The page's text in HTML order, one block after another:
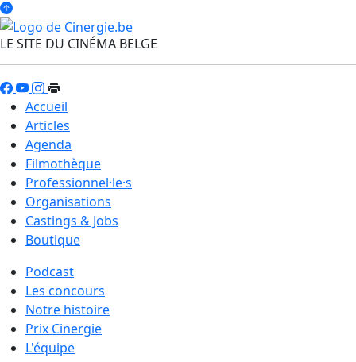
LE SITE DU CINÉMA BELGE
Accueil
Articles
Agenda
Filmothèque
Professionnel·le·s
Organisations
Castings & Jobs
Boutique
Podcast
Les concours
Notre histoire
Prix Cinergie
L'équipe